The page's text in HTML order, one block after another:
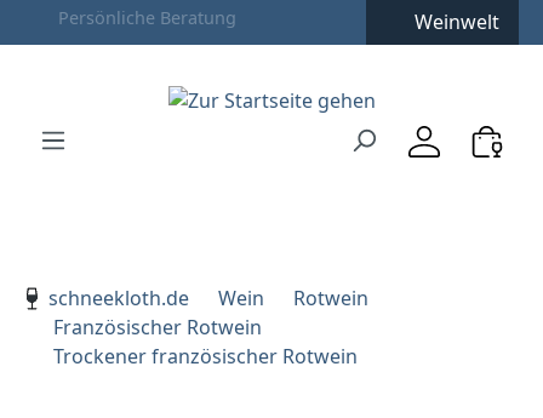
Zum Hauptinhalt springen
Zur Hauptnavigation springen
Weinwelt
schneekloth.de
Wein
Rotwein
Französischer Rotwein
Trockener französischer Rotwein